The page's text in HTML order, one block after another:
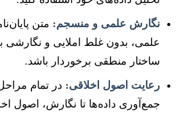
نگارش علمی و منسجم: متن
علمی، بدون غلط املایی و نگارشی
ساختار منطقی برخوردار باشد.
رعایت اصول اخلاقی: در تمام
جمع‌آوری داده‌ها تا نگارش، اصول